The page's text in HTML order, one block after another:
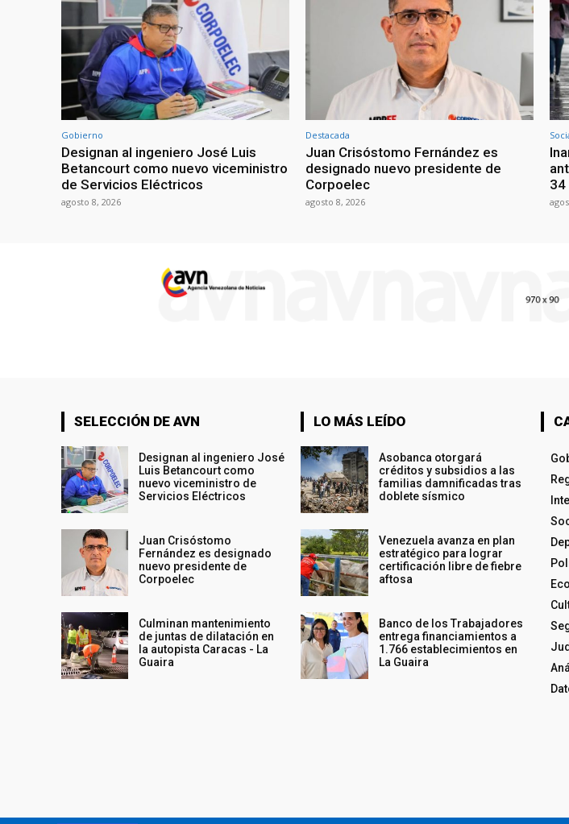
Gobierno
Designan al ingeniero José Luis
Betancourt como nuevo viceministro
de Servicios Eléctricos
agosto 8, 2026
Destacada
Juan Crisóstomo Fernández es
designado nuevo presidente de
Corpoelec
agosto 8, 2026
34
SELECCIÓN DE AVN
Designan al ingeniero José
Luis Betancourt como
nuevo viceministro de
Servicios Eléctricos
Juan Crisóstomo
Fernández es designado
nuevo presidente de
Corpoelec
Culminan mantenimiento
de juntas de dilatación en
la autopista Caracas - La
Guaira
LO MÁS LEÍDO
Asobanca otorgará
créditos y subsidios a las
familias damnificadas tras
doblete sísmico
Venezuela avanza en plan
estratégico para lograr
certificación libre de fiebre
aftosa
Banco de los Trabajadores
entrega financiamientos a
1.766 establecimientos en
La Guaira